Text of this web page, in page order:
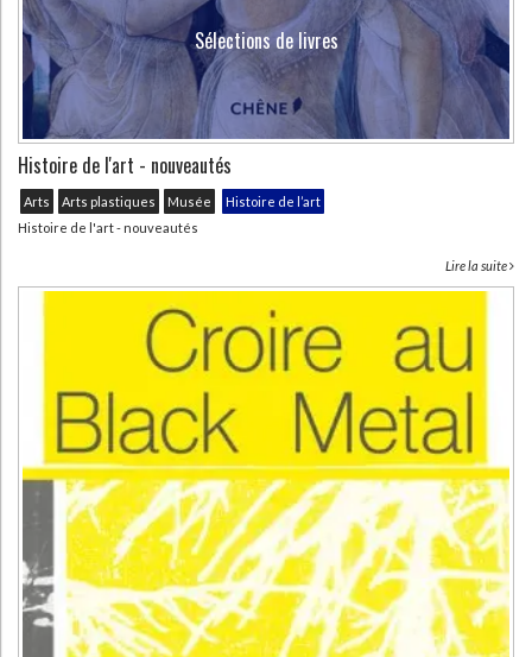
Sélections de livres
Histoire de l'art - nouveautés
Arts Arts plastiques Musée
Histoire de l’art
Histoire de l'art - nouveautés
Lire la suite